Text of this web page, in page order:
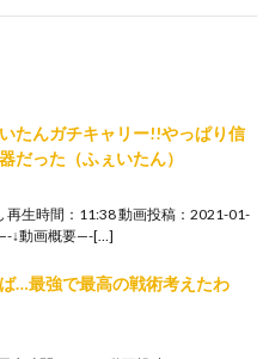
いたんガチキャリー!!やっぱり信
だった（ふぇいたん）
再生時間：11:38 動画投稿：2021-01-
↓動画概要—-[…]
ば…最強で最高の戦術考えたわ